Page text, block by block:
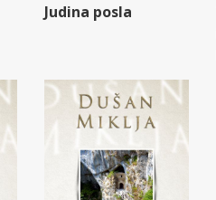
Judina posla